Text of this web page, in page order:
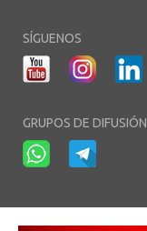
SÍGUENOS
GRUPOS DE DIFUSIÓN